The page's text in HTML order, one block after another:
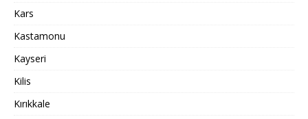
Kars
Kastamonu
Kayseri
Kilis
Kırıkkale